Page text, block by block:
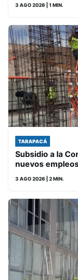
3 AGO 2026 | 1 MIN.
TARAPACÁ
Subsidio a la
nuevos
3 AGO 2026 | 2 MIN.